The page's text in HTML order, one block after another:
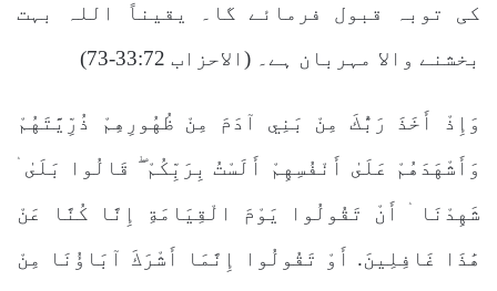
کی توبہ قبول فرمائے گا۔ یقیناً اللہ بہت
بخشنے والا مہربان ہے۔ (الاحزاب 33:72-73)
وَإِذْ أَخَذَ رَبُّكَ مِنْ بَنِي آدَمَ مِنْ ظُهُورِهِمْ ذُرِّيَّتَهُمْ
وَأَشْهَدَهُمْ عَلَىٰ أَنْفُسِهِمْ أَلَسْتُ بِرَبِّكُمْ ۖ قَالُوا بَلَىٰ ۛ
شَهِدْنَا ۛ أَنْ تَقُولُوا يَوْمَ الْقِيَامَةِ إِنَّا كُنَّا عَنْ
هَٰذَا غَافِلِينَ. أَوْ تَقُولُوا إِنَّمَا أَشْرَكَ آبَاؤُنَا مِنْ